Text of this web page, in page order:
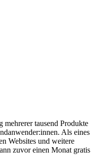
tausend Produkte
Als eines
Websites und weitere
zuvor einen Monat gratis